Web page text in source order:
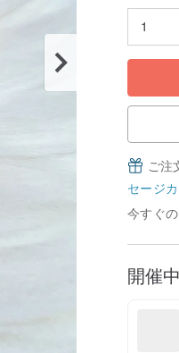
ご注
セージ
今すぐ
開催